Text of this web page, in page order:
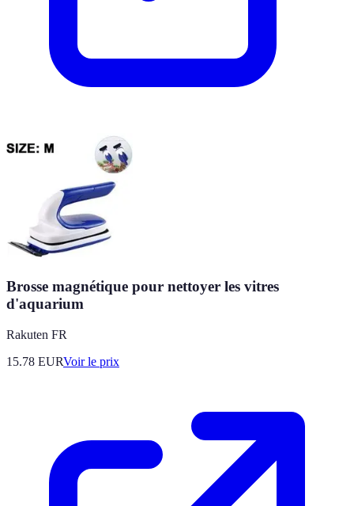
Brosse magnétique pour nettoyer les vitres
d'aquarium
Rakuten FR
15.78 EURVoir le prix